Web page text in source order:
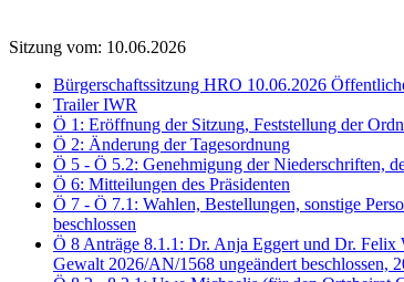
Sitzung vom: 10.06.2026
Bürgerschaftssitzung HRO 10.06.2026
Trailer IWR
Ö 1: Eröffnung der Sitzung, Feststellung der
Ö 2: Änderung der Tagesordnung
Ö 5 - Ö 5.2: Genehmigung der Niederschriften,
Ö 6: Mitteilungen des Präsidenten
Ö 7 - Ö 7.1: Wahlen, Bestellungen, sonstige
beschlossen
Ö 8 Anträge 8.1.1: Dr. Anja Eggert und Dr.
Gewalt 2026/AN/1568 ungeändert beschlossen,